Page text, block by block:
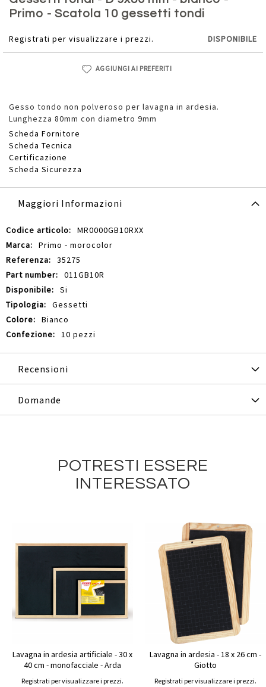
Primo - Scatola 10 gessetti tondi
Registrati per visualizzare i prezzi. DISPONIBILE
AGGIUNGI AI PREFERITI
Gesso tondo non polveroso per lavagna in ardesia.
Lunghezza 80mm con diametro 9mm
Scheda Fornitore
Scheda Tecnica
Certificazione
Scheda Sicurezza
della
galleria
immagini
Maggiori Informazioni
Maggiori
Informazioni
MR0000GB10RXX
Primo - morocolor
35275
011GB10R
Si
Gessetti
Bianco
10 pezzi
Recensioni
Domande
POTRESTI ESSERE
INTERESSATO
Lavagna in ardesia artificiale - 30 x
40 cm - monofacciale - Arda
Registrati per visualizzare i prezzi.
Lavagna in ardesia - 18 x 26 cm -
Giotto
Registrati per visualizzare i prezzi.